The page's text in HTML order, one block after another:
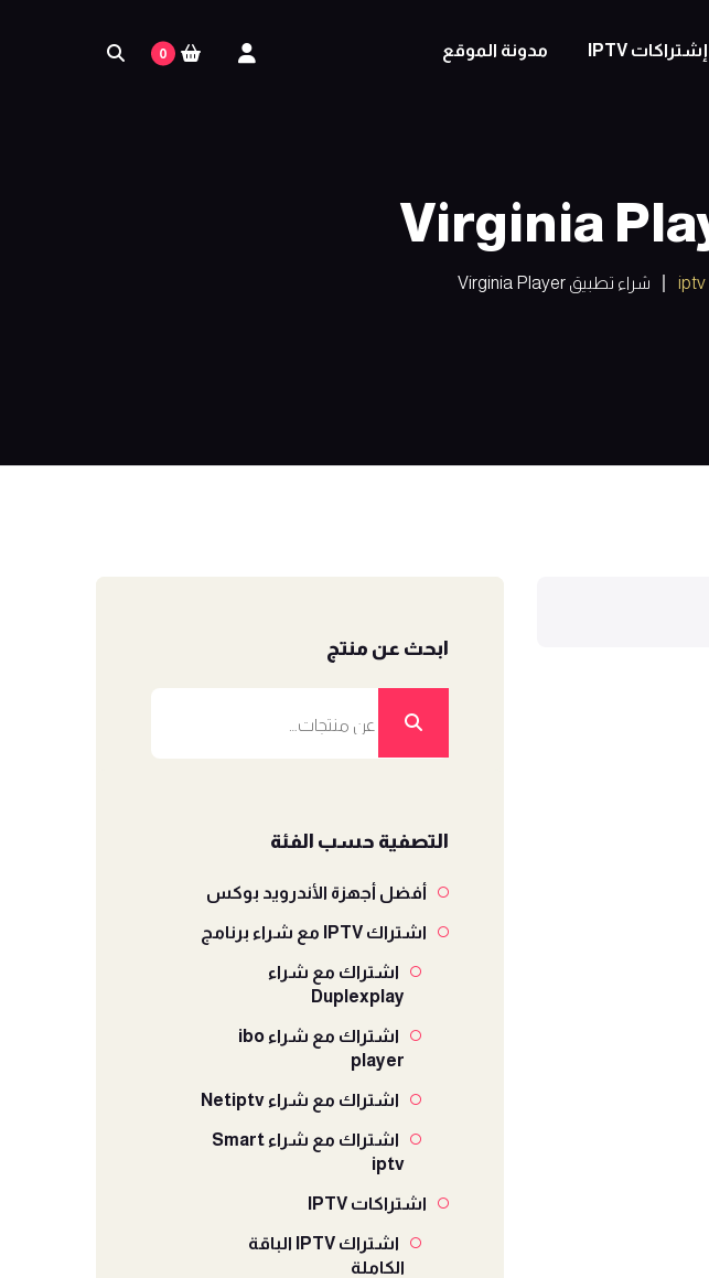
إشتراكات IPTV
مدونة الموقع
0
شراء تطبيق Virginia Player
ابحث عن منتج
التصفية حسب الفئة
أفضل أجهزة الأندرويد بوكس
اشتراك IPTV مع شراء برنامج
اشتراك مع شراء
Duplexplay
اشتراك مع شراء ibo
player
اشتراك مع شراء Netiptv
اشتراك مع شراء Smart
iptv
اشتراكات IPTV
اشتراك IPTV الباقة
الكاملة